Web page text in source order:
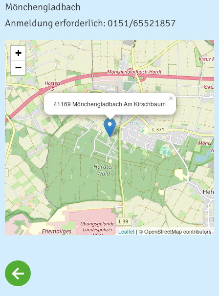
Mönchengladbach
Anmeldung erforderlich: 0151/65521857
41169 Mönchengladbach Am Kirschbaum
×
+
−
Leaflet| © OpenStreetMap contributors